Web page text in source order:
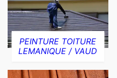
PEINTURE TOITURE
LEMANIQUE / VAUD